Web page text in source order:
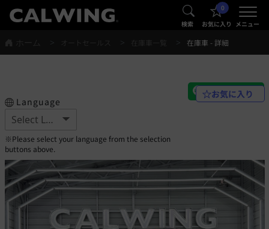
® 検索
0
お気に入り メニュー
®
在庫車 - 詳細
Language
※Please select your language from the selection
buttons above.
お気に入り